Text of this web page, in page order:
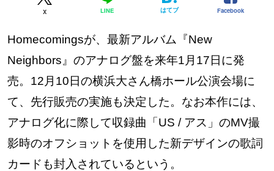
X LINE はてブ Facebook
Homecomingsが、最新アルバム『New
Neighbors』のアナログ盤を来年1月17日に発
売。12月10日の横浜大さん橋ホール公演会場に
て、先行販売の実施も決定した。なお本作には、
アナログ化に際して収録曲「US / アス」のMV撮
影時のオフショットを使用した新デザインの歌詞
カードも封入されているという。